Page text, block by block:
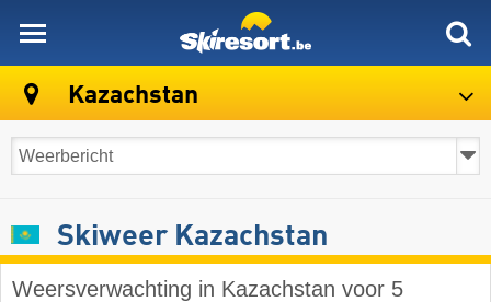
Kazachstan
Skiweer Kazachstan
Weersverwachting in Kazachstan voor 5